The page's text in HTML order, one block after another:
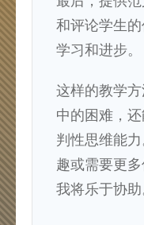
和评论学生
学习和进步。
这样的教学
中的困难，
判性思维能
趣或需要更
我将乐于协助